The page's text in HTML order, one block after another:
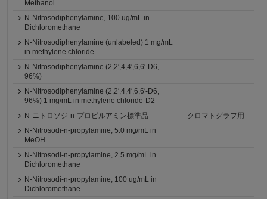
Methanol
N-Nitrosodiphenylamine, 100 ug/mL in
Dichloromethane
N-Nitrosodiphenylamine (unlabeled) 1 mg/mL
in methylene chloride
N-Nitrosodiphenylamine (2,2′,4,4′,6,6′-D6,
96%)
N-Nitrosodiphenylamine (2,2′,4,4′,6,6′-D6,
96%) 1 mg/mL in methylene chloride-D2
N-ニトロソジ-n-プロピルアミン標準品
クロマトグラフ用
N-Nitrosodi-n-propylamine, 5.0 mg/mL in
MeOH
N-Nitrosodi-n-propylamine, 2.5 mg/mL in
Dichloromethane
N-Nitrosodi-n-propylamine, 100 ug/mL in
Dichloromethane